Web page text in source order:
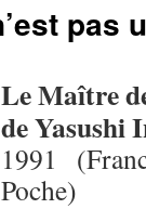
pas
Le Maître
de Yasushi
1991
Poche)